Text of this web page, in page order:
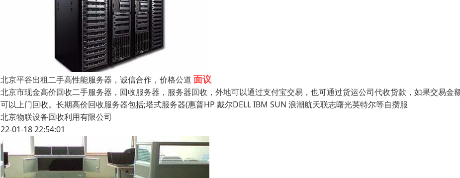
北京平谷出租二手高性能服务器，诚信合作，价格公道 面议
北京市现金高价回收二手服务器，回收服务器，服务器回收，外地可以通过支付宝交易，也可通过货运公司代收货款，如果交易金
可以上门回收。长期高价回收服务器包括;塔式服务器(惠普HP 戴尔DELL IBM SUN 浪潮航天联志曙光英特尔等自攒服
北京物联设备回收利用有限公司
22-01-18 22:54:01